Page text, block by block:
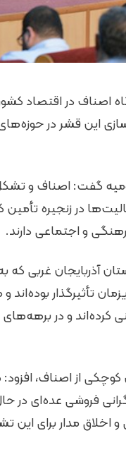
اصناف در اقتصاد
این قشر در
گفت: اصناف و
در زنجیره
و اجتماعی دارند.
غربی که به
تأثیرگذار
و در برهه‌های
از اصناف، افزود:
فروشی عده‌ای در
مدار برای این